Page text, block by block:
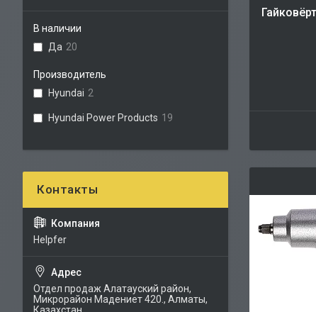
В наличии
Да 20
Производитель
Hyundai 2
Hyundai Power Products 19
Helpfer
Отдел продаж Алатауский район,
Микрорайон Мадениет 420., Алматы,